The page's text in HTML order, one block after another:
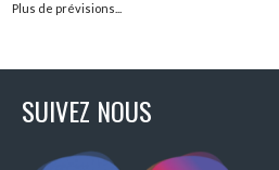
Plus de prévisions...
SUIVEZ NOUS